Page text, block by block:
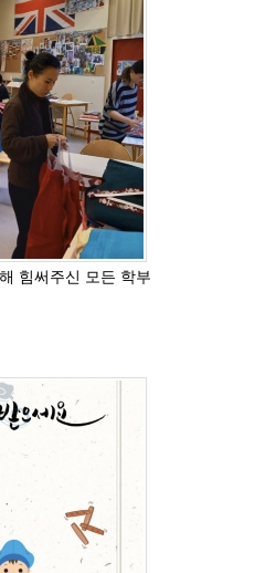
힘써주신 모든 학부모님들께 감사드